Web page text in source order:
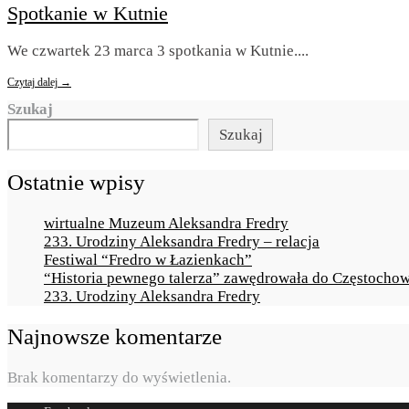
Spotkanie w Kutnie
We czwartek 23 marca 3 spotkania w Kutnie....
Czytaj dalej →
Szukaj
Szukaj
Ostatnie wpisy
wirtualne Muzeum Aleksandra Fredry
233. Urodziny Aleksandra Fredry – relacja
Festiwal “Fredro w Łazienkach”
“Historia pewnego talerza” zawędrowała do
233. Urodziny Aleksandra Fredry
Najnowsze komentarze
Brak komentarzy do wyświetlenia.